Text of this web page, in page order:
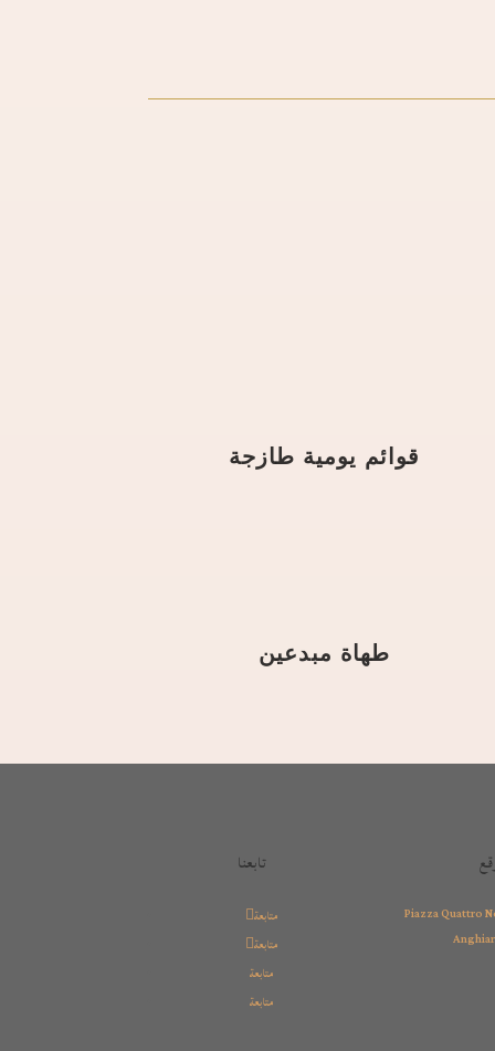
قوائم يومية طازجة
طهاة مبدعين
تابعنا
متابعة
متابعة
متابعة
متابعة
Piazza Quattro